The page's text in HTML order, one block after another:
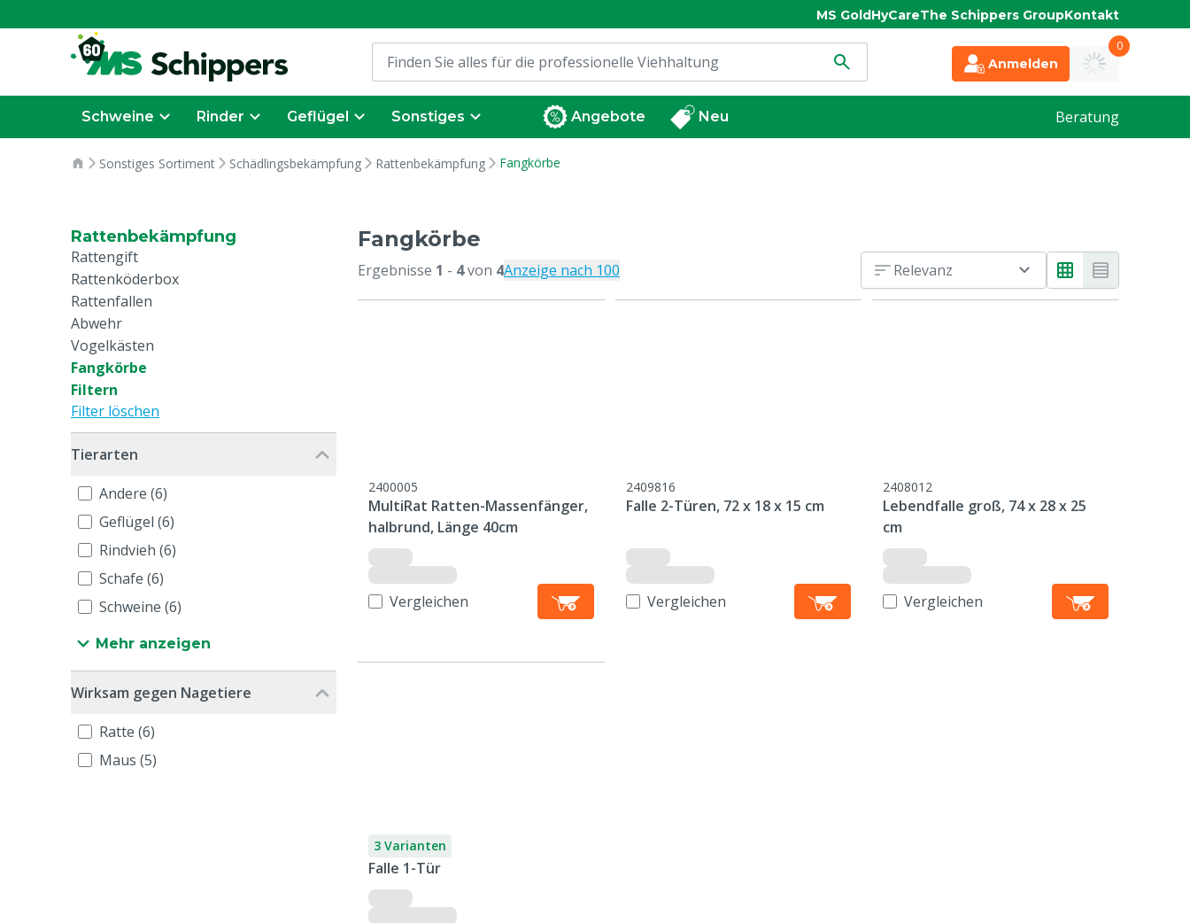
MS GoldHyCareThe Schippers GroupKontakt
Anmelden
0
Schweine Rinder Geflügel Sonstiges Angebote Neu Beratung
Sonstiges Sortiment Schädlingsbekämpfung Rattenbekämpfung Fangkörbe
Rattenbekämpfung
Rattengift
Rattenköderbox
Rattenfallen
Abwehr
Vogelkästen
Fangkörbe
Filtern
Filter löschen
Tierarten
Andere (6)
Geflügel (6)
Rindvieh (6)
Schafe (6)
Schweine (6)
Mehr anzeigen
Wirksam gegen Nagetiere
Ratte (6)
Maus (5)
Fangkörbe
Ergebnisse 1 - 4von 4Anzeige nach 100 Relevanz
2400005
MultiRat Ratten-Massenfänger,
halbrund, Länge 40cm
Vergleichen
2409816
Falle 2-Türen, 72 x 18 x 15 cm
Vergleichen
2408012
Lebendfalle groß, 74 x 28 x 25
cm
Vergleichen
3 Varianten
Falle 1-Tür